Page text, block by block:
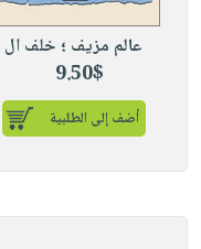
عالم مزيف ؛ خلف ال
9.50$
أضف إلى الطلبية